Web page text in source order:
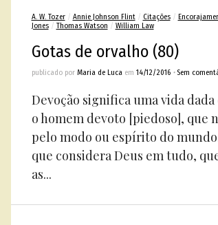
A. W. Tozer/ Annie Johnson Flint/ Citações/
Jones/ Thomas Watson / William Law
Gotas de orvalho (80)
publicado por Maria de Lucaem 14/12/2016 • Sem
Devoção significa uma vida
o homem devoto [piedoso], que
pelo modo ou espírito do
que considera Deus em tudo,
as...